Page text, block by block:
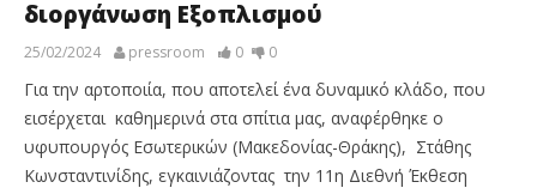
διοργάνωση Εξοπλισμού
25/02/2024 pressroom 0 0
Για την αρτοποιία, που αποτελεί ένα δυναμικό κλάδο, που
εισέρχεται καθημερινά στα σπίτια μας, αναφέρθηκε ο
υφυπουργός Εσωτερικών (Μακεδονίας-Θράκης), Στάθης
Κωνσταντινίδης, εγκαινιάζοντας την 11η Διεθνή Έκθεση